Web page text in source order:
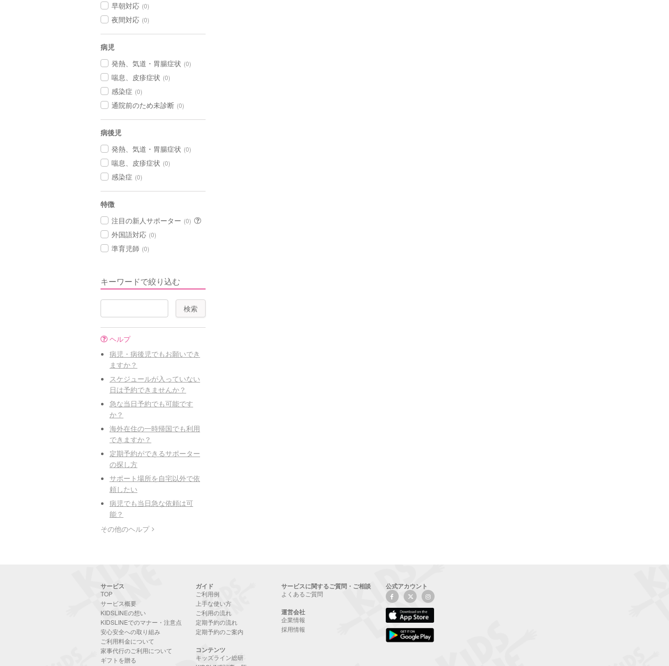
早朝対応 (0)
夜間対応 (0)
病児
発熱、気道・胃腸症状 (0)
喘息、皮疹症状 (0)
感染症 (0)
通院前のため未診断 (0)
病後児
発熱、気道・胃腸症状 (0)
喘息、皮疹症状 (0)
感染症 (0)
特徴
注目の新人サポーター (0)
外国語対応 (0)
準育児師 (0)
キーワードで絞り込む
ヘルプ
病児・病後児でもお願いでき
ますか？
スケジュールが入っていない
日は予約できませんか？
急な当日予約でも可能です
か？
海外在住の一時帰国でも利用
できますか？
定期予約ができるサポーター
の探し方
サポート場所を自宅以外で依
頼したい
病児でも当日急な依頼は可
能？
その他のヘルプ
サービス
TOP
サービス概要
KIDSLINEの想い
KIDSLINEでのマナー・注意点
安心安全への取り組み
ご利用料金について
家事代行のご利用について
ギフトを贈る
ガイド
ご利用例
上手な使い方
ご利用の流れ
定期予約の流れ
定期予約のご案内
コンテンツ
キッズライン総研
サービスに関するご質問・ご相談
よくあるご質問
運営会社
企業情報
採用情報
公式アカウント